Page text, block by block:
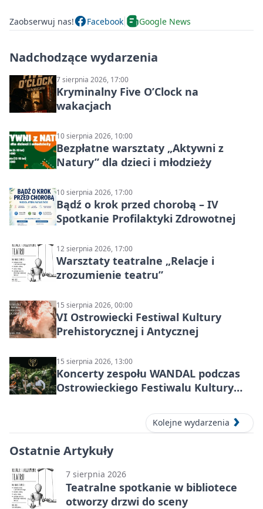
Zaobserwuj nas! Facebook Google News
Nadchodzące wydarzenia
7 sierpnia 2026, 17:00
Kryminalny Five O’Clock na
wakacjach
10 sierpnia 2026, 10:00
Bezpłatne warsztaty „Aktywni z
Natury” dla dzieci i młodzieży
10 sierpnia 2026, 17:00
Bądź o krok przed chorobą – IV
Spotkanie Profilaktyki Zdrowotnej
12 sierpnia 2026, 17:00
Warsztaty teatralne „Relacje i
zrozumienie teatru”
15 sierpnia 2026, 00:00
VI Ostrowiecki Festiwal Kultury
Prehistorycznej i Antycznej
15 sierpnia 2026, 13:00
Koncerty zespołu WANDAL podczas
Ostrowieckiego Festiwalu Kultury
Kolejne wydarzenia
Ostatnie Artykuły
7 sierpnia 2026
Teatralne spotkanie w bibliotece
otworzy drzwi do sceny